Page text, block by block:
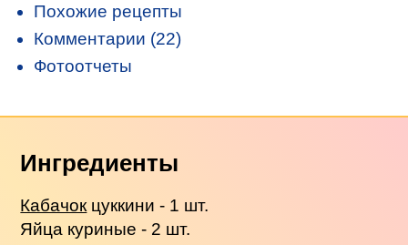
Похожие рецепты
Комментарии (22)
Фотоотчеты
Ингредиенты
Кабачок цуккини - 1 шт.
Яйца куриные - 2 шт.